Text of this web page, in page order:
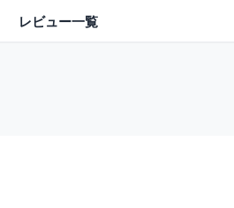
レビュー一覧